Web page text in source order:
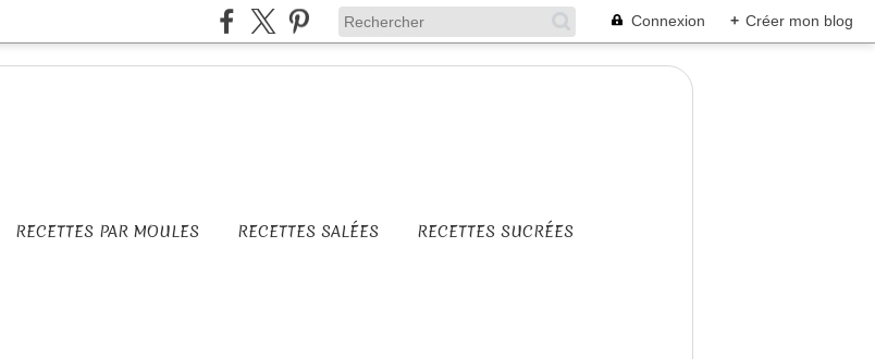
Connexion + Créer mon blog
RECETTES PAR MOULES RECETTES SALÉES RECETTES SUCRÉES